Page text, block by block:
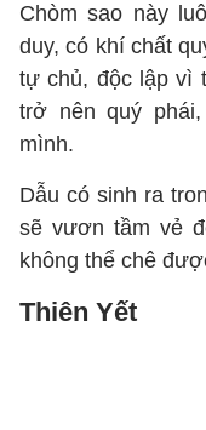
Chòm sao này
duy, có khí chất
tự chủ, độc lập vì
trở nên quý
mình.
Dẫu có sinh ra
sẽ vươn tầm vẻ
không thể chê
Thiên Yết